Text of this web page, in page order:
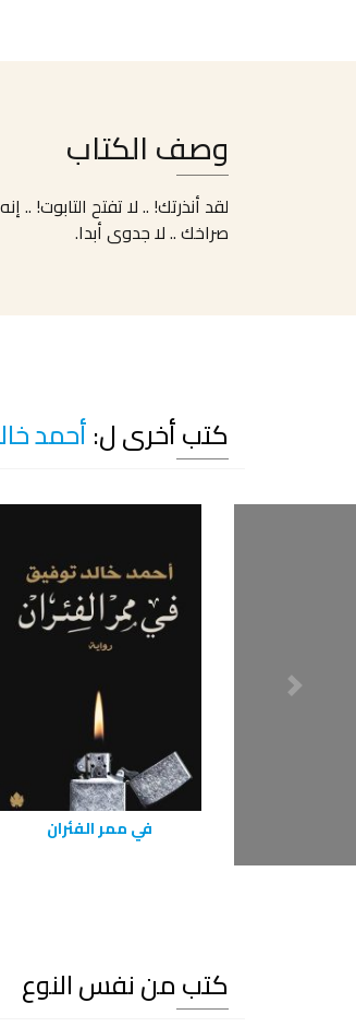
وصف الكتاب
لقد أنذرتك! .. لا تفتح
صراخك .. لا جدوى أبدا.
كتب أخرى ل:أحمد
في ممر الفئران
كتب من نفس النوع